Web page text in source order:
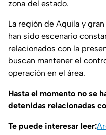
zona del estado.
La región de Aquila y
han sido escenario
relacionados con la
buscan mantener el
operación en el área.
Hasta el momento no se
detenidas relacionadas
Te puede interesar leer: